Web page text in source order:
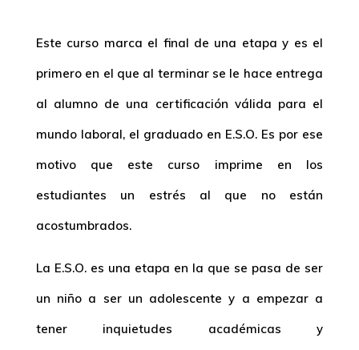
Este curso marca el final de una etapa y es el
primero en el que al terminar se le hace entrega
al alumno de una certificación válida para el
mundo laboral, el graduado en E.S.O. Es por ese
motivo que este curso imprime en los
estudiantes un estrés al que no están
acostumbrados.
La E.S.O. es una etapa en la que se pasa de ser
un niño a ser un adolescente y a empezar a
tener inquietudes académicas y